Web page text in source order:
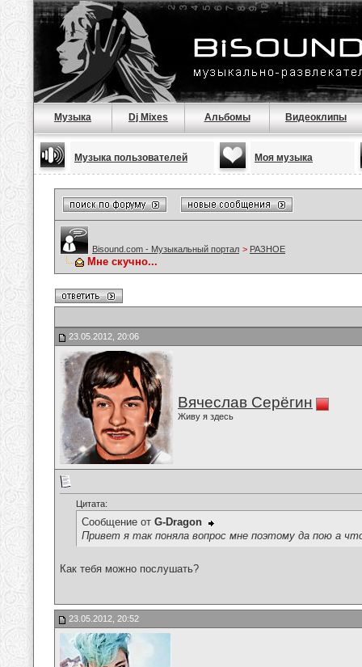
Музыка Dj Mixes Альбомы Видеоклипы
Музыка пользователей Моя музыка
Bisound.com - Музыкальный портал > РАЗНОЕ
Мне скучно...
23.05.2012, 20:06
Вячеслав Серёгин
Живу я здесь
Цитата:
Сообщение от G-Dragon
Привет я так поняла вопрос мне поэтому да пою а
Как тебя можно послушать?
23.05.2012, 20:52